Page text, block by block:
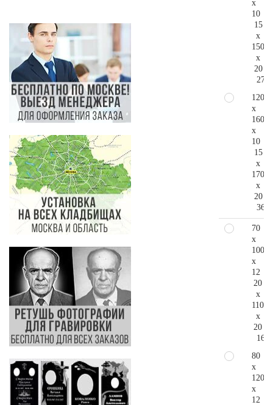
x
10
15
x
150
x
20
120
x
160
x
10
15
x
170
x
20
70
x
100
x
12
20
x
110
x
20
80
x
120
x
12